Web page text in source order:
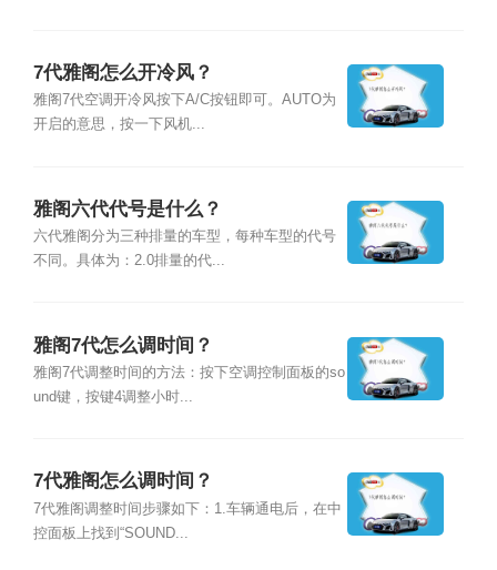
7代雅阁怎么开冷风？
雅阁7代空调开冷风按下A/C按钮即可。AUTO为
开启的意思，按一下风机...
雅阁六代代号是什么？
六代雅阁分为三种排量的车型，每种车型的代号
不同。具体为：2.0排量的代...
雅阁7代怎么调时间？
雅阁7代调整时间的方法：按下空调控制面板的so
und键，按键4调整小时...
7代雅阁怎么调时间？
7代雅阁调整时间步骤如下：1.车辆通电后，在中
控面板上找到“SOUND...